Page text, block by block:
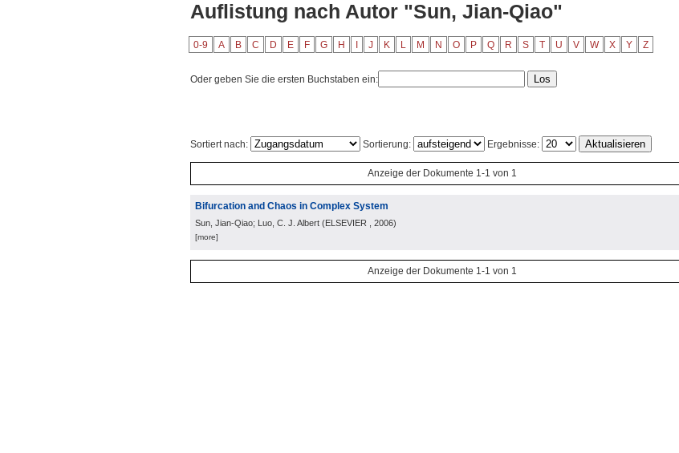
Auflistung nach Autor "Sun, Jian-Qiao"
0-9 A B C D E F G H J K L M N O P Q R S T U V W X Y Z
Oder geben Sie die ersten Buchstaben ein:
Sortiert nach: Sortierung: Ergebnisse:
Anzeige der Dokumente 1-1 von 1
Bifurcation and Chaos in Complex System
Sun, Jian-Qiao; Luo, C. J. Albert (ELSEVIER , 2006)
[more]
Anzeige der Dokumente 1-1 von 1